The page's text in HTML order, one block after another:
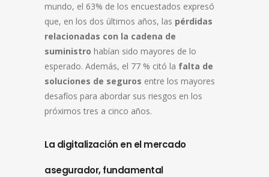
mundo, el 63% de los encuestados expresó
que, en los dos últimos años, las pérdidas
relacionadas con la cadena de
suministro habían sido mayores de lo
esperado. Además, el 77 % citó la falta de
soluciones de seguros entre los mayores
desafíos para abordar sus riesgos en los
próximos tres a cinco años.
La digitalización en el mercado
asegurador, fundamental